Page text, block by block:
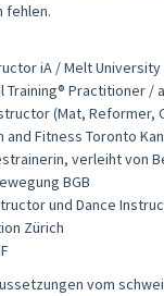
fehlen.
iA / Melt University
Training® Practitioner /
(Mat, Reformer,
and Fitness Toronto
verleiht von
BGB
und Dance
Zürich
vom